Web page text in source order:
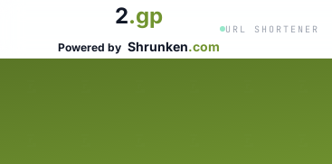
2.gp
Powered by Shrunken.com
URL SHORTENER